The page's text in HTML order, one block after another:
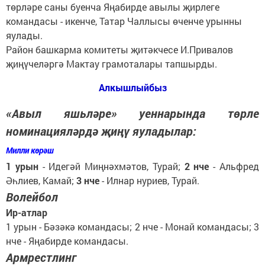
төрләре саны буенча Яңабирде авылы җирлеге
командасы - икенче, Татар Чаллысы өченче урынны
яулады.
Район башкарма комитеты җитәкчесе И.Привалов
җиңүчеләргә Мактау грамоталары тапшырды.
Алкышлыйбыз
«Авыл яшьләре» уеннарында төрле
номинацияләрдә җиңү яуладылар:
Милли көрәш
1 урын- Идегәй Миңнәхмәтов, Турай; 2 нче - Альфред
Әһлиев, Камай; 3 нче- Илнар нуриев, Турай.
Волейбол
Ир-атлар
1 урын - Бәзәкә командасы; 2 нче - Монай командасы; 3
нче - Яңабирде командасы.
Армрестлинг